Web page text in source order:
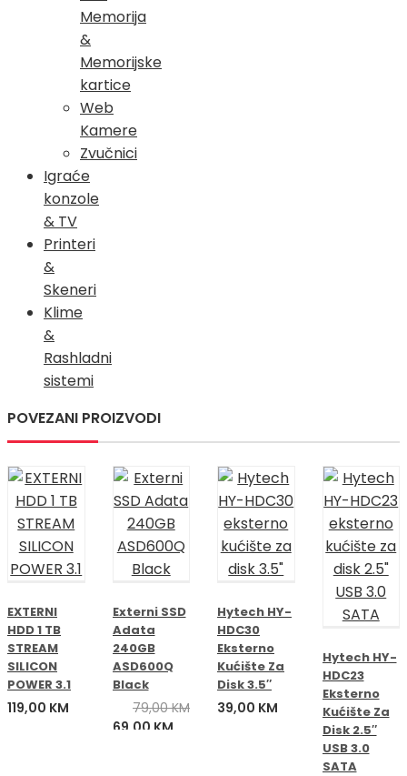
Memorija
&
Memorijske
kartice
Web
Kamere
Zvučnici
Igraće
konzole
& TV
Printeri
&
Skeneri
Klime
&
Rashladni
sistemi
POVEZANI PROIZVODI
EXTERNI
HDD 1 TB
STREAM
SILICON
POWER 3.1
119,00 KM
Externi SSD
Adata
240GB
ASD600Q
Black
79,00KM
Izvorna
69,00 KMTrenutna
Hytech HY-
HDC30
Eksterno
Kućište Za
Disk 3.5″
39,00 KM
Hytech HY-
HDC23
Eksterno
Kućište Za
Disk 2.5″
USB 3.0
SATA